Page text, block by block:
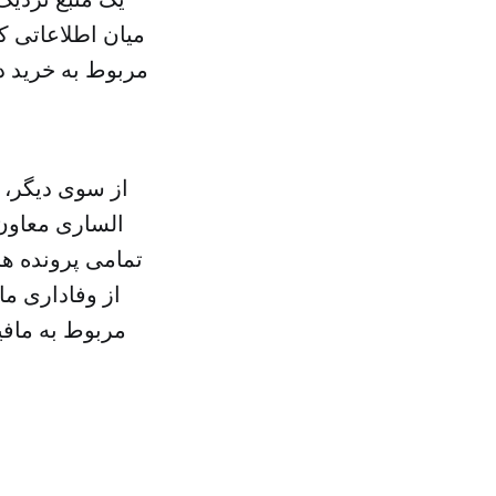
میان
مربوط به خرید
از سوی دیگر،
الساری
تمامی پرونده
از وفاداری
مربوط به